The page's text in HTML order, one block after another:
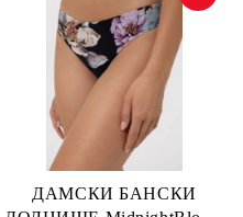
ДАМСКИ БАНСКИ